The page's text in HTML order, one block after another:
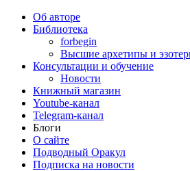
Об авторе
Библиотека
forbegin
Высшие архетипы и
Консультации и обучение
Новости
Книжный магазин
Youtube-канал
Telegram-канал
Блоги
О сайте
Подводный Оракул
Подписка на новости